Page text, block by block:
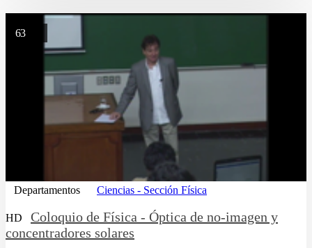
63
Departamentos Ciencias - Sección Física
HD
Coloquio de Física - Óptica de no-imagen y
concentradores solares